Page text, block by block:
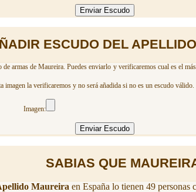
ESCUDO DEL
de armas de Maureira. Puedes enviarlo y verificaremos cual es el
imagen la verificaremos y no será añadida si no es un escudo válido.
Imagen:
SABIAS QUE
Maureira en España lo tienen 49